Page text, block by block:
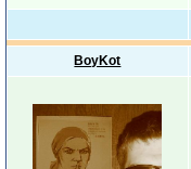
BoyKot